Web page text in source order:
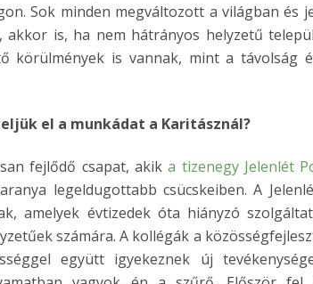
Sok minden megváltozott a világban és
akkor is, ha nem hátrányos helyzetű
körülmények is vannak, mint a távolság
el a munkádat a Karitásznál?
fejlődő csapat, akika tizenegy Jelenlét
legeldugottabb csücskeiben. A
amelyek évtizedek óta hiányzó
számára. A kollégák a
együtt igyekeznek új